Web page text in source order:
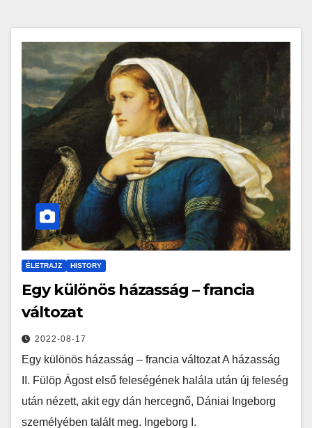
ÉLETRAJZ HISTORY
Egy különös házasság – francia
változat
2022-08-17
Egy különös házasság – francia változat A házasság
II. Fülöp Ágost első feleségének halála után új feleség
után nézett, akit egy dán hercegnő, Dániai Ingeborg
személyében talált meg. Ingeborg I.